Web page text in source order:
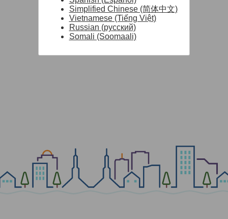
Simplified Chinese (简体中文)
Vietnamese (Tiếng Việt)
Russian (русский)
Somali (Soomaali)